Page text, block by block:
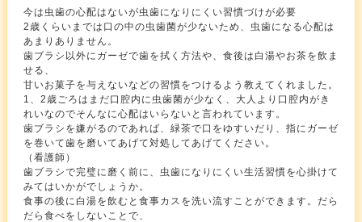
今は虫歯の心配はないが虫歯になりにくい習慣づけが必要
2歳くらいまでは口の中の虫歯菌が少ないため、虫歯になる心配は
あまりありません。
歯ブラシ以外にガーゼで歯を拭く方法や、食後は白湯やお茶を飲ま
せる、
甘いお菓子を与えないなどの習慣をつけるよう教えてくれました。
1、2歳ごろはまだ口腔内に虫歯菌が少なく、大人より口腔内がき
れいなのでそんなに心配はいらないと言われています。
歯ブラシを嫌がるのであれば、緑茶で口をゆすいだり、指にガーゼ
を巻いて歯を磨いてあげて対処してあげてください。
（看護師）
歯ブラシで完璧に磨く前に、虫歯になりにくい生活習慣を心掛けて
みてはいかがでしょうか。
食事の後に白湯を飲むと食事カスを洗い流すことができます。だら
だら食べをしないことで、